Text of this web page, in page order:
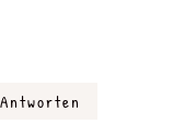
Antworten